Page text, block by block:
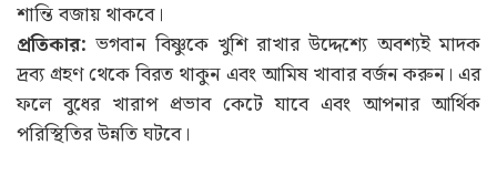
শান্তি বজায় থাকবে।
প্রতিকার: ভগবান বিষ্ণুকে খুশি রাখার উদ্দেশ্যে অবশ্যই মাদক
দ্রব্য গ্রহণ থেকে বিরত থাকুন এবং আমিষ খাবার বর্জন করুন। এর
ফলে বুধের খারাপ প্রভাব কেটে যাবে এবং আপনার আর্থিক
পরিস্থিতির উন্নতি ঘটবে।